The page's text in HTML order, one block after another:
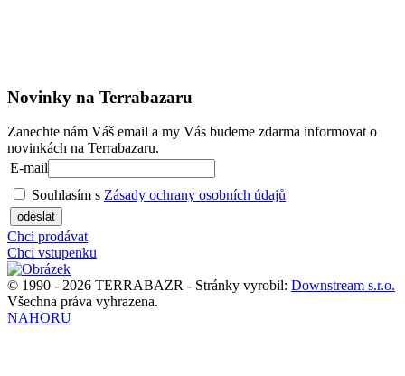
Novinky na Terrabazaru
Zanechte nám Váš email a my Vás budeme zdarma informovat o
novinkách na Terrabazaru.
E-mail
Souhlasím s Zásady ochrany osobních údajů
odeslat
Chci prodávat
Chci vstupenku
© 1990 - 2026 TERRABAZR - Stránky vyrobil: Downstream s.r.o.
Všechna práva vyhrazena.
NAHORU